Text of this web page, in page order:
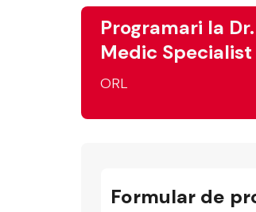
Programari la
Medic Specialist
ORL
Formular de